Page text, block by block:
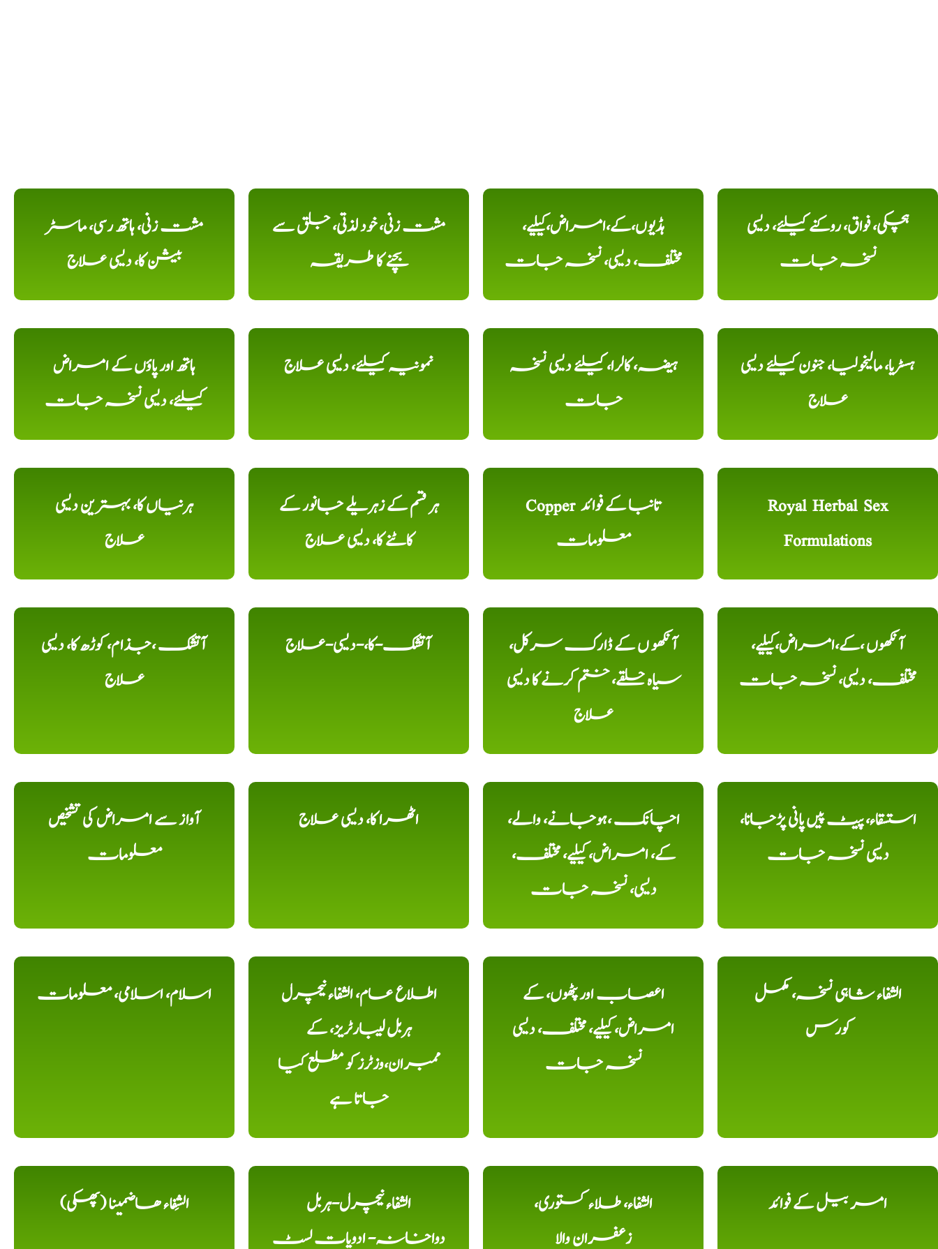
مشت زنی، ہاتھ رسی، ماسٹر
بیشن کا، دیسی علاج
مشت زنی، خود لذتی، جلق سے
بچنے کا طریقہ
ہڈیوں،کے،امراض،کیلیے،
مختلف، دیسی، نسخہ جات
ہچکی، فواق، روکنے کیلئے، دیسی
نسخہ جات
ہاتھ اور پاؤں کے امراض
کیلئے، دیسی نسخہ جات
نمونیہ کیلئے، دیسی علاج
ہیضہ، کالرا، کیلئے دیسی نسخہ
جات
ہسٹریا، مالیخولیا، جنون کیلئے دیسی
علاج
ہرنیاں کا، بہترین دیسی
علاج
ہر قسم کے زہریلے جانور کے
کاٹنے کا، دیسی علاج
Copper تانبا کے فوائد
معلومات
Royal Herbal Sex
Formulations
آتشک ،جذام، کوڑھ کا، دیسی
علاج
آتشک-کا،-دیسی-علاج
آنکھو ں کے ڈارک سرکل،
سیاہ حلقے، ختم کرنے کا دیسی
علاج
آنکھوں ،کے،امراض،کیلیے،
مختلف، دیسی، نسخہ جات
آواز سے امراض کی تشخیص
معلومات
اٹھرا کا، دیسی علاج
اچانک ،ہوجانے، والے،
کے، امراض، کیلیے، مختلف،
دیسی، نسخہ جات
استسقاء، پیٹ پیں پانی پڑجانا،
دیسی نسخہ جات
اسلام، اسلامی، معلومات
اطلاع عام، الشفاء نیچرل
ہربل لیبارٹریز، کے
ممبران،وزٹرز کو مطلع کیا
جاتا ہے
اعصاب اور پٹھوں، کے
امراض، کیلیے، مختلف، دیسی
نسخہ جات
الشفاء شاہی نسخہ، مکمل
کورس
الشِفاء ھاضمینا (پھکی)
الشفاء نیچرل-ہربل
دواخانہ- ادویات لسٹ
الشفاء، طلاء کستوری،
زعفران والا
امر بیل کے فوائد